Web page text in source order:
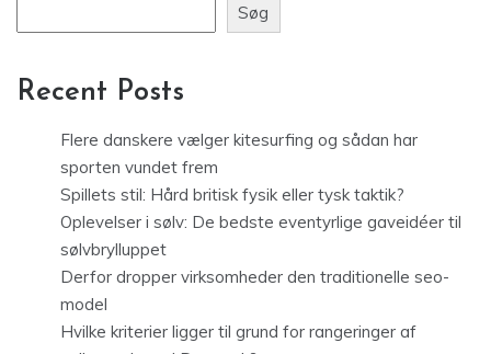
Søg
Recent Posts
Flere danskere vælger kitesurfing og sådan har
sporten vundet frem
Spillets stil: Hård britisk fysik eller tysk taktik?
Oplevelser i sølv: De bedste eventyrlige gaveidéer til
sølvbrylluppet
Derfor dropper virksomheder den traditionelle seo-
model
Hvilke kriterier ligger til grund for rangeringer af